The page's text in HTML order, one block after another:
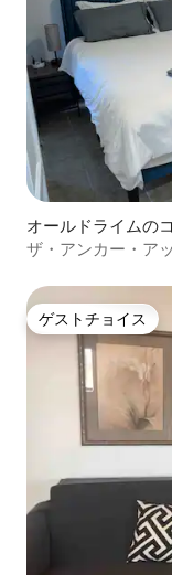
オールドライムの
ザ・アンカー・ア
ゲストチョイス
ゲストチョイス